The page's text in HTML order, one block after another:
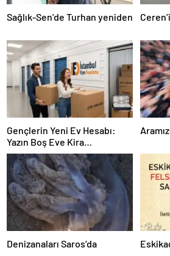
Sağlık-Sen’de Turhan yeniden
Gençlerin Yeni Ev Hesabı:
Yazın Boş Eve Kira
Ödenmeyecek
Denizanaları Saros’da